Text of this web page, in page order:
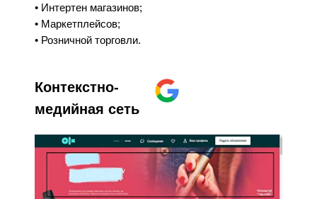
• Интертен магазинов;
• Маркетплейсов;
• Розничной торговли.
Контекстно-
медийная сеть